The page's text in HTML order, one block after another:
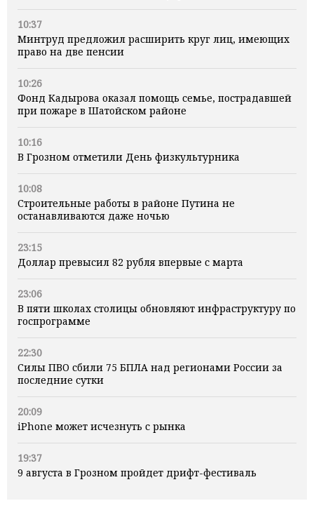
10:37
Минтруд предложил расширить круг лиц, имеющих
право на две пенсии
10:26
Фонд Кадырова оказал помощь семье, пострадавшей
при пожаре в Шатойском районе
10:16
В Грозном отметили День физкультурника
10:08
Строительные работы в районе Путина не
останавливаются даже ночью
23:15
Доллар превысил 82 рубля впервые с марта
23:06
В пяти школах столицы обновляют инфраструктуру по
госпрограмме
22:30
Силы ПВО сбили 75 БПЛА над регионами России за
последние сутки
20:09
iPhone может исчезнуть с рынка
19:37
9 августа в Грозном пройдет дрифт-фестиваль